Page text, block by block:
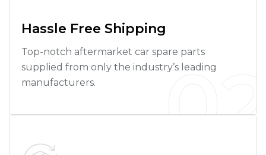
Hassle Free Shipping
Top-notch aftermarket car spare parts
supplied from only the industry’s leading
manufacturers.